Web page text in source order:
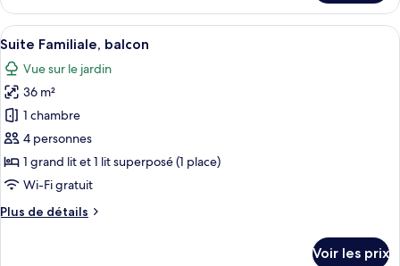
chambres
communicantes,
vue
jardin
le
type
de
chambre
Suite
Familiale,
chambres
communicantes,
vue
jardin
Afficher
toutes
les
photos
pour
ce
type
de
chambre :
Suite
Une chambre à coucher
4
Suite Familiale, balcon
Vue sur le jardin
36 m²
1 chambre
4 personnes
1 grand lit et 1 lit superposé (1 place)
Wi-Fi gratuit
Plus de détails
Plus
Voir les prix